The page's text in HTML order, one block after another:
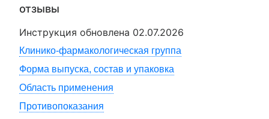
отзывы
Инструкция обновлена 02.07.2026
Клинико-фармакологическая группа
Форма выпуска, состав и упаковка
Область применения
Противопоказания